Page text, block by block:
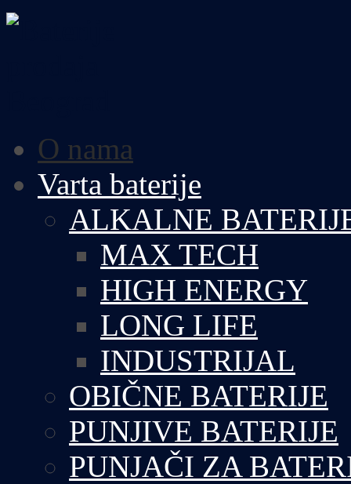
O nama
Varta baterije
ALKALNE
MAX TECH
HIGH ENERGY
LONG LIFE
INDUSTRIJAL
OBIČNE BATERIJE
PUNJIVE BATERIJE
PUNJAČI ZA